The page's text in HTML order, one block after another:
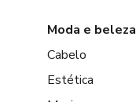
Moda e beleza
Cabelo
Estética